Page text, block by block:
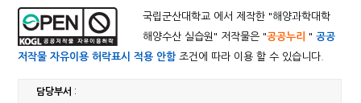
국립군산대학교 에서 제작한 "해양과학대학
해양수산 실습원 " 저작물은 "공공누리 "공공
저작물 자유이용 허락표시 적용 안함조건에 따라 이용 할 수 있습니다.
담당부서 :